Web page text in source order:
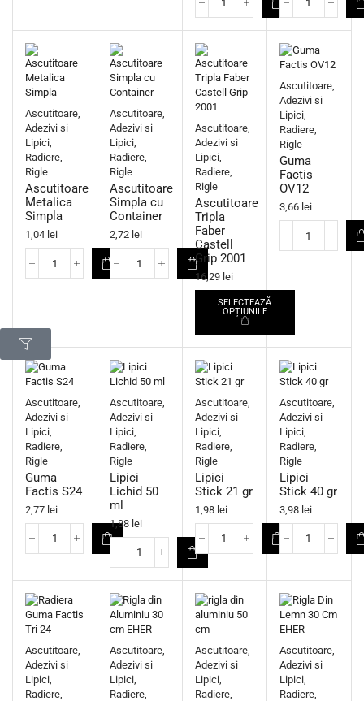
Ascutitoare,
Adezivi si
Lipici,
Radiere,
Rigle
Ascutitoare
Metalica
Simpla
1,04 lei
Ascutitoare,
Adezivi si
Lipici,
Radiere,
Rigle
Ascutitoare
Simpla cu
Container
2,72 lei
Ascutitoare,
Adezivi si
Lipici,
Radiere,
Rigle
Ascutitoare
Tripla
Faber
Castell
Grip 2001
16,29 lei
SELECTEAZĂ
OPȚIUNILE
Ascutitoare,
Adezivi si
Lipici,
Radiere,
Rigle
Guma
Factis
OV12
3,66 lei
Ascutitoare,
Adezivi si
Lipici,
Radiere,
Rigle
Guma
Factis S24
2,77 lei
Ascutitoare,
Adezivi si
Lipici,
Radiere,
Rigle
Lipici
Lichid 50
ml
1,88 lei
Ascutitoare,
Adezivi si
Lipici,
Radiere,
Rigle
Lipici
Stick 21 gr
1,98 lei
Ascutitoare,
Adezivi si
Lipici,
Radiere,
Rigle
Lipici
Stick 40 gr
3,98 lei
Ascutitoare,
Adezivi si
Lipici,
Radiere,
Ascutitoare,
Adezivi si
Lipici,
Radiere,
Ascutitoare,
Adezivi si
Lipici,
Radiere,
Ascutitoare,
Adezivi si
Lipici,
Radiere,